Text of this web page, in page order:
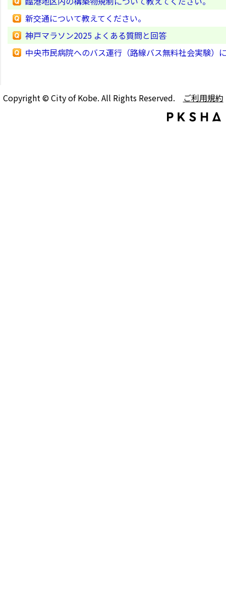
新交通について教えてください。
神戸マラソン2025 よくある質問と回答
中央市民病院へのバス運行（路線バス無料社会実験）
Copyright © City of Kobe. All Rights Reserved. ご利用規約